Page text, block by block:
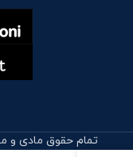
تمام حقوق مادی و